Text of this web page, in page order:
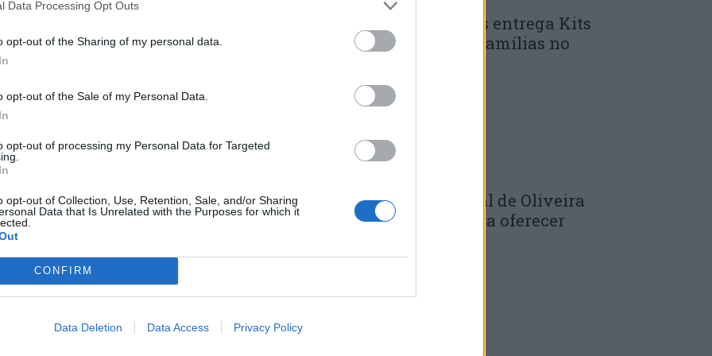
Data Processing Opt Outs
opt-out of the Sharing of my personal data.
opt-out of the Sale of my Personal Data.
opt-out of processing my Personal Data for Targeted
opt-out of Collection, Use, Retention, Sale, and/or Sharing
Data that Is Unrelated with the Purposes for which it
CONFIRM
Data Deletion Data Access Privacy Policy
contará com diversas atividades,
workshops e oficinas, espetáculos e
pedestres diurnos e noturnos, feira do
literários de barco, as tradicionais Festas
disso, estão ainda previstas algumas
da Sertã entre os dias 4 e 6 de julho.
Município da Sertã, através da Biblioteca
Município de Góis entrega Kits
Comunitários às famílias no
30 DE JULHO, 2026
Câmara Municipal de Oliveira
do Hospital volta a oferecer